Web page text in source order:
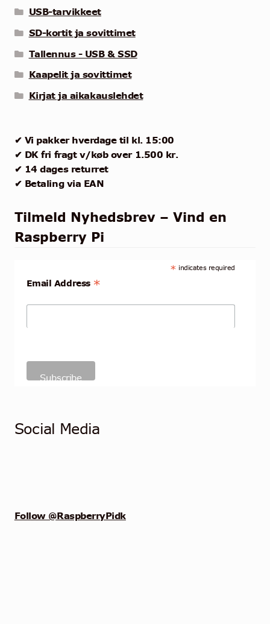
USB-tarvikkeet
SD-kortit ja sovittimet
Tallennus - USB & SSD
Kaapelit ja sovittimet
Kirjat ja aikakauslehdet
✔ Vi pakker hverdage til kl. 15:00
✔ DK fri fragt v/køb over 1.500 kr.
✔ 14 dages returret
✔ Betaling via EAN
Tilmeld Nyhedsbrev – Vind en
Raspberry Pi
* indicates required
Email Address *
Social Media
Follow @RaspberryPidk